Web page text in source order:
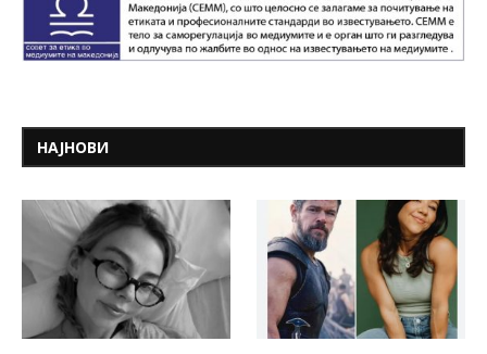
НАЈНОВИ